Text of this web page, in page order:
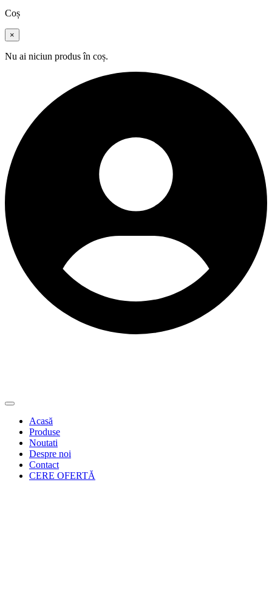
Coș
×
Nu ai niciun produs în coș.
Acasă
Produse
Noutati
Despre noi
Contact
CERE OFERTĂ